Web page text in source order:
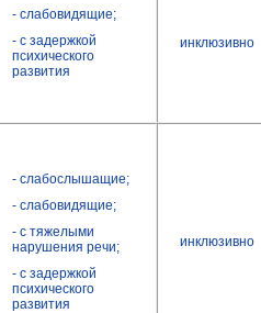
- слабовидящие;
- с задержкой
психического
развития
инклюзивно
- слабослышащие;
- слабовидящие;
- с тяжелыми
нарушения речи;
- с задержкой
психического
развития
инклюзивно